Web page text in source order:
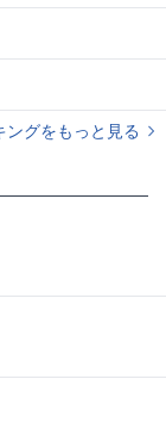
グをもっと見る